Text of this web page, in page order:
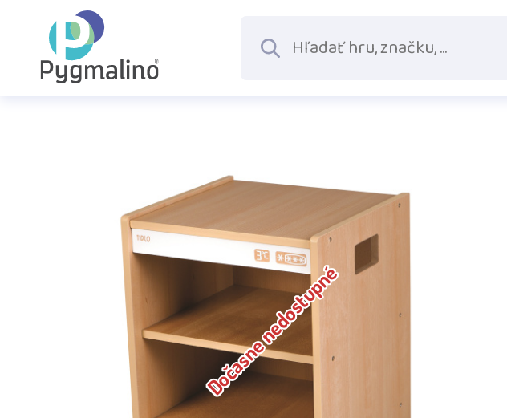
Dočasne nedostupné